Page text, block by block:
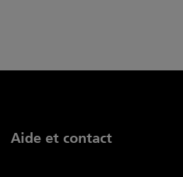
Aide et contact